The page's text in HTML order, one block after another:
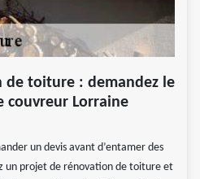
de toiture : demandez le
couvreur Lorraine
un devis avant d’entamer des
un projet de rénovation de toiture et